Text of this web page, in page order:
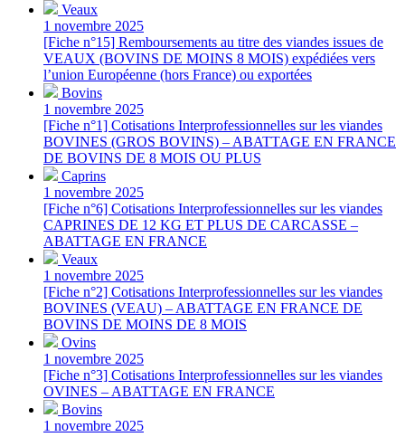
Veaux
1 novembre 2025
[Fiche n°15] Remboursements au titre des viandes issues de
VEAUX (BOVINS DE MOINS 8 MOIS) expédiées vers
l’union Européenne (hors France) ou exportées
Bovins
1 novembre 2025
[Fiche n°1] Cotisations Interprofessionnelles sur les viandes
BOVINES (GROS BOVINS) – ABATTAGE EN FRANCE
DE BOVINS DE 8 MOIS OU PLUS
Caprins
1 novembre 2025
[Fiche n°6] Cotisations Interprofessionnelles sur les viandes
CAPRINES DE 12 KG ET PLUS DE CARCASSE –
ABATTAGE EN FRANCE
Veaux
1 novembre 2025
[Fiche n°2] Cotisations Interprofessionnelles sur les viandes
BOVINES (VEAU) – ABATTAGE EN FRANCE DE
BOVINS DE MOINS DE 8 MOIS
Ovins
1 novembre 2025
[Fiche n°3] Cotisations Interprofessionnelles sur les viandes
OVINES – ABATTAGE EN FRANCE
Bovins
1 novembre 2025